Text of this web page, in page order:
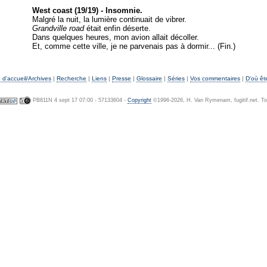
West coast (19/19) - Insomnie.
Malgré la nuit, la lumière continuait de vibrer.
Grandville roadétait enfin déserte.
Dans quelques heures, mon avion allait décoller.
Et, comme cette ville, je ne parvenais pas à dormir... (Fin.)
d'accueil/Archives | Recherche | Liens | Presse | Glossaire | Séries | Vos commentaires | D'où
PB811N 4 sept 17 07:00 - 57133604 - Copyright ©1996-2026, H. Van Rymenam, fugitif.net.